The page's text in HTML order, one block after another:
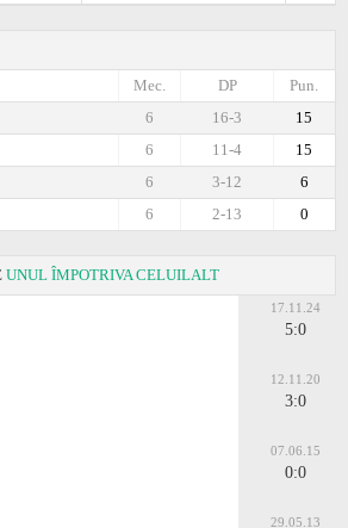
Pun.
DP
Mec.
15
16-3
6
15
11-4
6
6
3-12
6
0
2-13
6
UNUL ÎMPOTRIVA CELUILALT
17.11.24
5:0
12.11.20
3:0
07.06.15
0:0
29.05.13